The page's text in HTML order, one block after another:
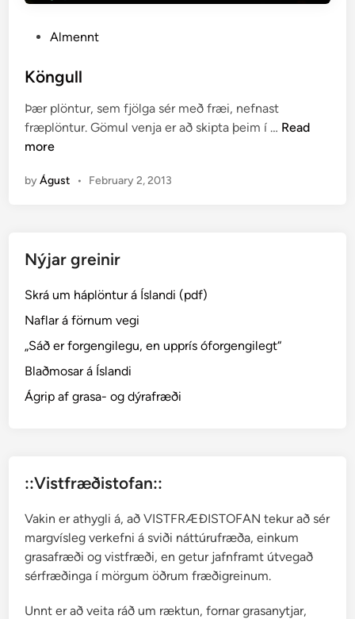
s
e
d
i
Almennt
Köngull
Þær plöntur, sem fjölga sér með fræi, nefnast
fræplöntur. Gömul venja er að skipta þeim í … K
Read
more
byÁgust • February 2, 2013
Nýjar greinir
Skrá um háplöntur á Íslandi (pdf)
Naflar á förnum vegi
„Sáð er forgengilegu, en upprís óforgengilegt“
Blaðmosar á Íslandi
Ágrip af grasa- og dýrafræði
::Vistfræðistofan::
Vakin er athygli á, að VISTFRÆÐISTOFAN tekur að sér
margvísleg verkefni á sviði náttúrufræða, einkum
grasafræði og vistfræði, en getur jafnframt útvegað
sérfræðinga í mörgum öðrum fræðigreinum.
Unnt er að veita ráð um ræktun, fornar grasanytjar,